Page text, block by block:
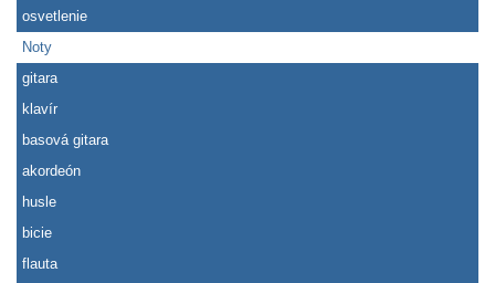
osvetlenie
Noty
gitara
klavír
basová gitara
akordeón
husle
bicie
flauta